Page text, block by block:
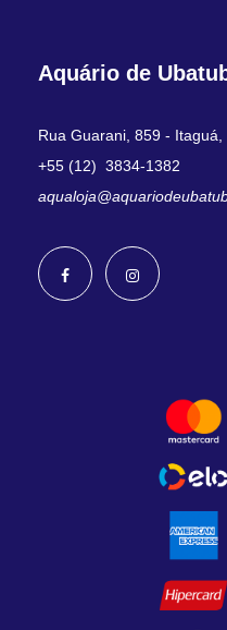
Aquário de
Rua Guarani, 859 -
+55 (12) 3834-1382